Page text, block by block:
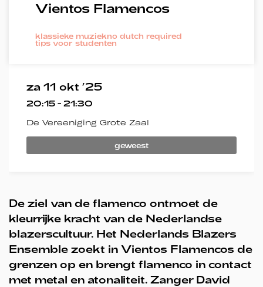
Vientos Flamencos
klassieke muziekno dutch required
tips voor studenten
za 11 okt ’25
20:15 - 21:30
De Vereeniging Grote Zaal
geweest
De ziel van de flamenco ontmoet de
kleurrijke kracht van de Nederlandse
blazerscultuur. Het Nederlands Blazers
Ensemble zoekt in Vientos Flamencos de
grenzen op en brengt flamenco in contact
met metal en atonaliteit. Zanger David